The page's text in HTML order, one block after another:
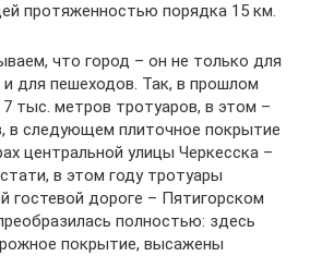
протяженностью порядка 15 км.
что город – он не только для
для пешеходов. Так, в прошлом
тыс. метров тротуаров, в этом –
в следующем плиточное покрытие
центральной улицы Черкесска –
в этом году тротуары
гостевой дороге – Пятигорском
полностью: здесь
покрытие, высажены